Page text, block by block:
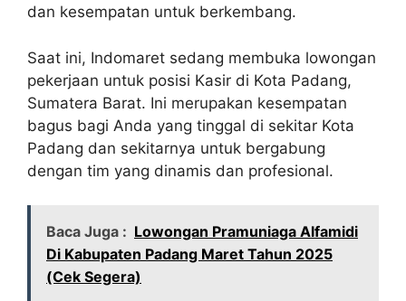
dan kesempatan untuk berkembang.
Saat ini, Indomaret sedang membuka lowongan
pekerjaan untuk posisi Kasir di Kota Padang,
Sumatera Barat. Ini merupakan kesempatan
bagus bagi Anda yang tinggal di sekitar Kota
Padang dan sekitarnya untuk bergabung
dengan tim yang dinamis dan profesional.
Baca Juga : Lowongan Pramuniaga Alfamidi
Di Kabupaten Padang Maret Tahun 2025
(Cek Segera)